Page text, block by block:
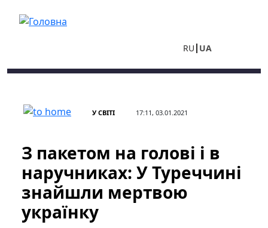
RU UA
У СВІТІ 17:11, 03.01.2021
З пакетом на голові і в
наручниках: У Туреччині
знайшли мертвою
українку